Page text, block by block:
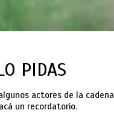
PIDAS
actores de la cadena
un recordatorio.